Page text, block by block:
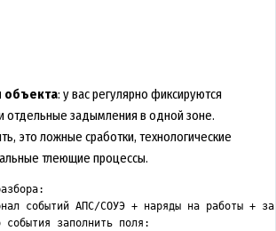
объекта: у вас регулярно фиксируются
отдельные задымления в одной зоне.
это ложные сработки, технологические
тлеющие процессы.
событий АПС/СОУЭ + наряды на работы +
заполнить поля: